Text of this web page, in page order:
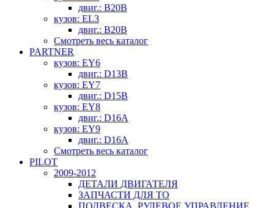
двиг.: B20B
кузов: EL3
двиг.: B20B
Смотреть весь каталог
PARTNER
кузов: EY6
двиг.: D13B
кузов: EY7
двиг.: D15B
кузов: EY8
двиг.: D16A
кузов: EY9
двиг.: D16A
Смотреть весь каталог
PILOT
2009-2012
ДЕТАЛИ ДВИГАТЕЛЯ
ЗАПЧАСТИ ДЛЯ ТО
ПОДВЕСКА, РУЛЕВОЕ УПРАВЛЕНИЕ,